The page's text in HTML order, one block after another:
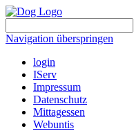
Navigation überspringen
login
IServ
Impressum
Datenschutz
Mittagessen
Webuntis